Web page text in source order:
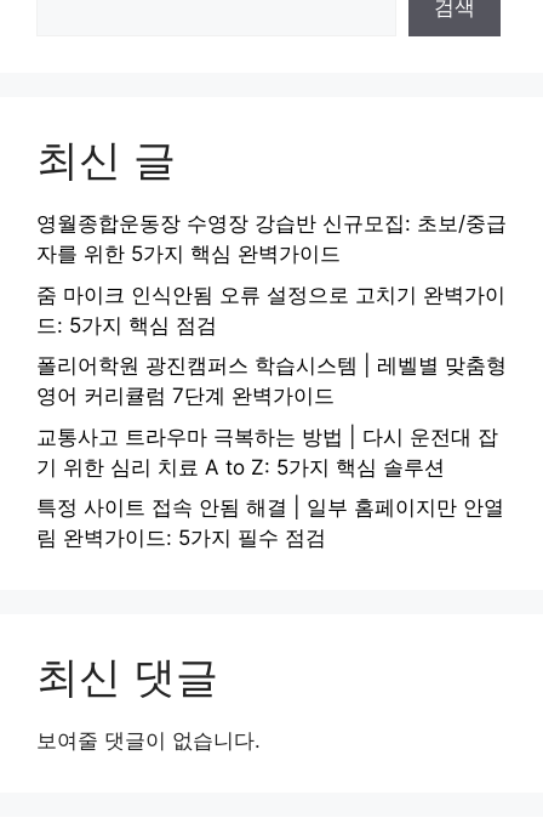
검색
최신 글
영월종합운동장 수영장 강습반 신규모집: 초보/중급
자를 위한 5가지 핵심 완벽가이드
줌 마이크 인식안됨 오류 설정으로 고치기 완벽가이
드: 5가지 핵심 점검
폴리어학원 광진캠퍼스 학습시스템 | 레벨별 맞춤형
영어 커리큘럼 7단계 완벽가이드
교통사고 트라우마 극복하는 방법 | 다시 운전대 잡
기 위한 심리 치료 A to Z: 5가지 핵심 솔루션
특정 사이트 접속 안됨 해결 | 일부 홈페이지만 안열
림 완벽가이드: 5가지 필수 점검
최신 댓글
보여줄 댓글이 없습니다.